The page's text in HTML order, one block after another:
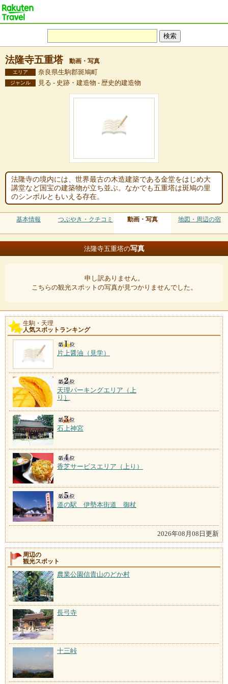
法隆寺五重塔 動画・写真
エリア 奈良県生駒郡斑鳩町
ジャンル 見る - 史跡・建造物 - 歴史的建造物
法隆寺の境内には、世界最古の木造建築である金堂をはじめ大
講堂など国宝の建築物が立ち並ぶ。なかでも五重塔は斑鳩の里
のシンボルともいえる存在。
基本情報 つぶやき・クチコミ 動画・写真 地図・周辺の宿
法隆寺五重塔の写真
申し訳ありません。
こちらの観光スポットの写真が見つかりませんでした。
生駒・天理
人気スポットランキング
片上醤油（見学）
天理パーキングエリア（上
り）
石上神宮
香芝サービスエリア（上り）
道の駅 伊勢本街道 御杖
2026年08月08日更新
周辺の
観光スポット
農業公園信貴山のどか村
長弓寺
十三峠